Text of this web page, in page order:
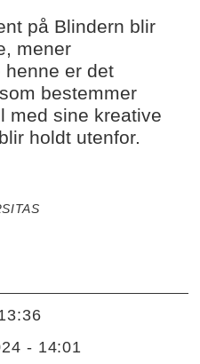
på Blindern blir
mener
er det
bestemmer
med sine kreative
holdt utenfor.
- 14:01